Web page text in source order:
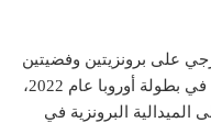
على برونزيتين وفضيتين
في بطولة العالم، ونال الميدالية الفضية في بطولة أوروبا عام 2022،
أعوام 2018 و2020 و2023 على الميدالية البرونزية في